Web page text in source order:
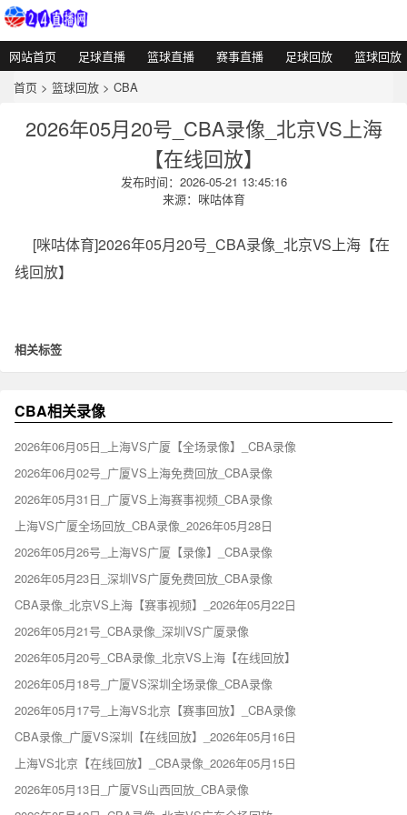
网站首页 足球直播 篮球直播 赛事直播 足球回放
篮球回放
首页 > 篮球回放 > CBA
2026年05月20号_CBA录像_北京VS上海
【在线回放】
发布时间：2026-05-21 13:45:16
来源：咪咕体育
[咪咕体育]2026年05月20号_CBA录像_北京VS上海【在
线回放】
相关标签
CBA相关录像
2026年06月05日_上海VS广厦【全场录像】_CBA录像
2026年06月02号_广厦VS上海免费回放_CBA录像
2026年05月31日_广厦VS上海赛事视频_CBA录像
上海VS广厦全场回放_CBA录像_2026年05月28日
2026年05月26号_上海VS广厦【录像】_CBA录像
2026年05月23日_深圳VS广厦免费回放_CBA录像
CBA录像_北京VS上海【赛事视频】_2026年05月22日
2026年05月21号_CBA录像_深圳VS广厦录像
2026年05月20号_CBA录像_北京VS上海【在线回放】
2026年05月18号_广厦VS深圳全场录像_CBA录像
2026年05月17号_上海VS北京【赛事回放】_CBA录像
CBA录像_广厦VS深圳【在线回放】_2026年05月16日
上海VS北京【在线回放】_CBA录像_2026年05月15日
2026年05月13日_广厦VS山西回放_CBA录像